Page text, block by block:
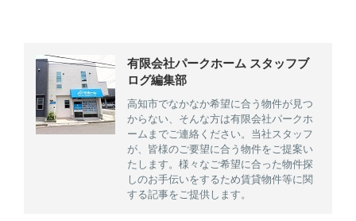
有限会社パークホーム スタッフブ
ログ編集部
高知市でなかなか希望に合う物件が見つ
からない、そんな方は有限会社パークホ
ームまでご連絡ください。当社スタッフ
が、皆様のご要望に合う物件をご提案い
たします。様々なご希望に合った物件探
しのお手伝いをするため賃貸物件等に関
する記事をご提供します。